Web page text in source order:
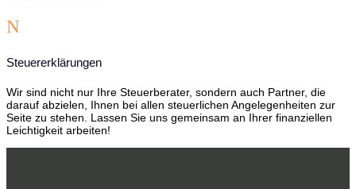
N
Steuererklärungen
Wir sind nicht nur Ihre Steuerberater, sondern auch Partner, die
darauf abzielen, Ihnen bei allen steuerlichen Angelegenheiten zur
Seite zu stehen. Lassen Sie uns gemeinsam an Ihrer finanziellen
Leichtigkeit arbeiten!